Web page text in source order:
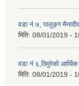
वडा नं ७, पालुङ्ग
मिति: 08/01/2019 -
वडा नं ६,ठिमुरेको
मिति: 08/01/2019 -